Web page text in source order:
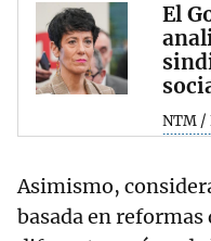
El
NTM /
Asimismo,
basada en